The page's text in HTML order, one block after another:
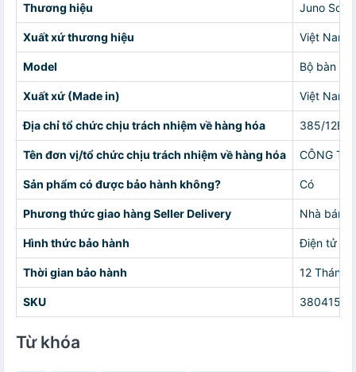
Thương hiệu Juno Sofa
Xuất xứ thương hiệu Việt Nam
Model Bộ bàn
Xuất xứ (Made in) Việt Nam
Địa chỉ tổ chức chịu trách nhiệm về hàng hóa 385/12B
Tên đơn vị/tổ chức chịu trách nhiệm về hàng hóa CÔNG TY
Sản phẩm có được bảo hành không? Có
Phương thức giao hàng Seller Delivery Nhà bán
Hình thức bảo hành Điện tử
Thời gian bảo hành 12 Tháng
SKU
Từ khóa